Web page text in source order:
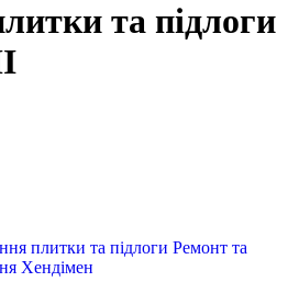
та підлоги
плитки та підлоги Ремонт та
Хендімен